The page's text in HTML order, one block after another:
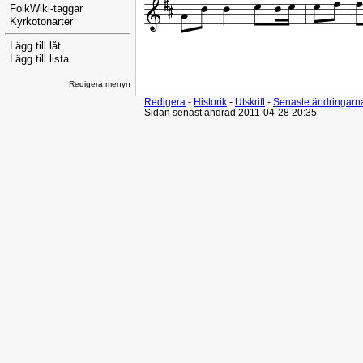
FolkWiki-taggar
Kyrkotonarter
Lägg till låt
Lägg till lista
Redigera menyn
Redigera - Historik - Utskrift- Senaste
Sidan senast ändrad 2011-04-28 20:35